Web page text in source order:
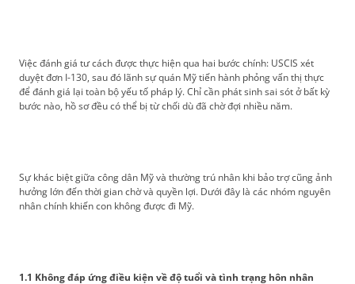
Việc đánh giá tư cách được thực hiện qua hai bước chính: USCIS xét
duyệt đơn I-130, sau đó lãnh sự quán Mỹ tiến hành phỏng vấn thị thực
để đánh giá lại toàn bộ yếu tố pháp lý. Chỉ cần phát sinh sai sót ở bất kỳ
bước nào, hồ sơ đều có thể bị từ chối dù đã chờ đợi nhiều năm.
Sự khác biệt giữa công dân Mỹ và thường trú nhân khi bảo trợ cũng ảnh
hưởng lớn đến thời gian chờ và quyền lợi. Dưới đây là các nhóm nguyên
nhân chính khiến con không được đi Mỹ.
1.1 Không đáp ứng điều kiện về độ tuổi và tình trạng hôn nhân